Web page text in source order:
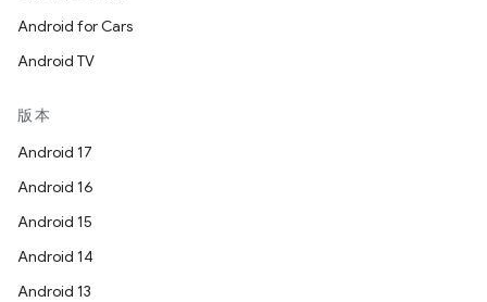
Android for Cars
Android TV
版本
Android 17
Android 16
Android 15
Android 14
Android 13